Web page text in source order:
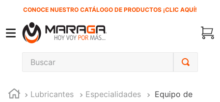
CONOCE NUESTRO CATÁLOGO DE PRODUCTOS ¡CLIC AQUÍ!
Buscar
Lubricantes Especialidades
Equipo de
1.
carbones